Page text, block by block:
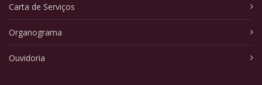
Carta de Serviços
Organograma
Ouvidoria